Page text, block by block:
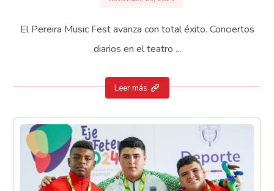
El Pereira Music Fest avanza con total éxito. Conciertos
diarios en el teatro ...
Leer más